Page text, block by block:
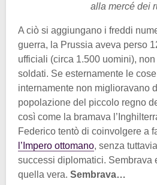
alla mercé dei
A ciò si aggiungano i freddi
guerra, la Prussia aveva perso
ufficiali (circa 1.500 uomini),
soldati. Se esternamente le
internamente non miglioravano
popolazione del piccolo regno
così come la bramava
Federico tentò di coinvolgere a
l’Impero ottomano, senza
successi diplomatici. Sembrava
quella vera. Sembrava…